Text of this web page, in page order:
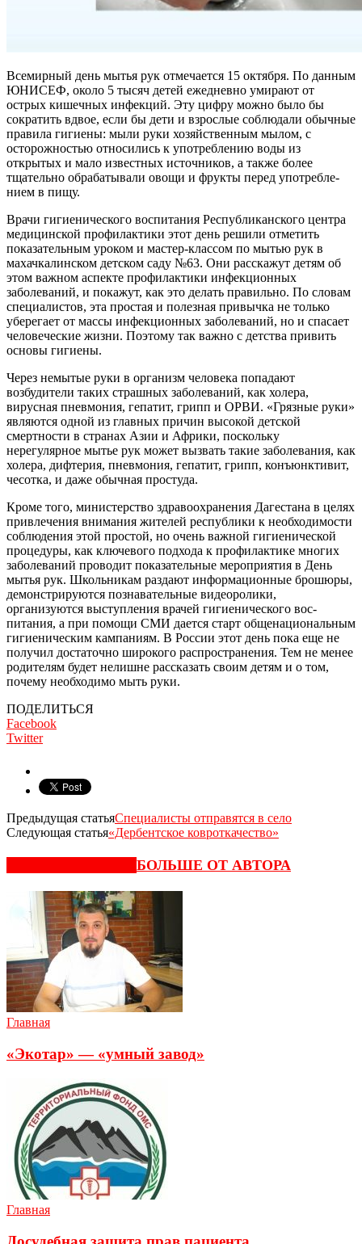
Всемирный день мытья рук от­мечается 15 октября. По данным
ЮНИСЕФ, около 5 тысяч детей ежедневно умирают от
острых кишечных инфекций. Эту цифру можно было бы
сократить вдвое, если бы дети и взрослые соблю­дали обычные
правила гигиены: мыли руки хозяйственным мылом, с
осторожностью относились к употреблению воды из
открытых и мало известных источников, а так­же более
тщательно обрабатывали овощи и фрукты перед употребле­
нием в пищу.
Врачи гигиенического воспита­ния Республиканского центра
ме­дицинской профилактики этот день решили отметить
показательным уроком и мастер-классом по мы­тью рук в
махачкалинском детском саду №63. Они расскажут детям об
этом важном аспекте профилакти­ки инфекционных
заболеваний, и покажут, как это делать правильно. По словам
специалистов, эта про­стая и полезная привычка не только
уберегает от массы инфекционных заболеваний, но и спасает
челове­ческие жизни. Поэтому так важно с детства привить
основы гигиены.
Через немытые руки в организм человека попадают
возбудители таких страшных заболеваний, как холера,
вирусная пневмония, гепа­тит, грипп и ОРВИ. «Грязные руки»
являются одной из главных при­чин высокой детской
смертности в странах Азии и Африки, поскольку
нерегулярное мытье рук может вы­звать такие заболевания, как
холе­ра, дифтерия, пневмония, гепатит, грипп, конъюнктивит,
чесотка, и даже обычная простуда.
Кроме того, министерство здра­воохранения Дагестана в целях
привлечения внимания жителей республики к необходимости
со­блюдения этой простой, но очень важной гигиенической
процедуры, как ключевого подхода к профилак­тике многих
заболеваний прово­дит показательные мероприятия в День
мытья рук. Школьникам раз­дают информационные брошюры,
демонстрируются познавательные видеоролики,
организуются высту­пления врачей гигиенического вос­
питания, а при помощи СМИ дается старт общенациональным
гигиени­ческим кампаниям. В России этот день пока еще не
получил достаточ­но широкого распространения. Тем не менее
родителям будет нелишне рассказать своим детям и о том,
почему необходимо мыть руки.
ПОДЕЛИТЬСЯ
Facebook
Twitter
Предыдущая статьяСпециалисты отправятся в село
Следующая статья«Дербентское ковроткачество»
БОЛЬШЕ ОТ АВТОРА
Главная
«Экотар» — «умный завод»
Главная